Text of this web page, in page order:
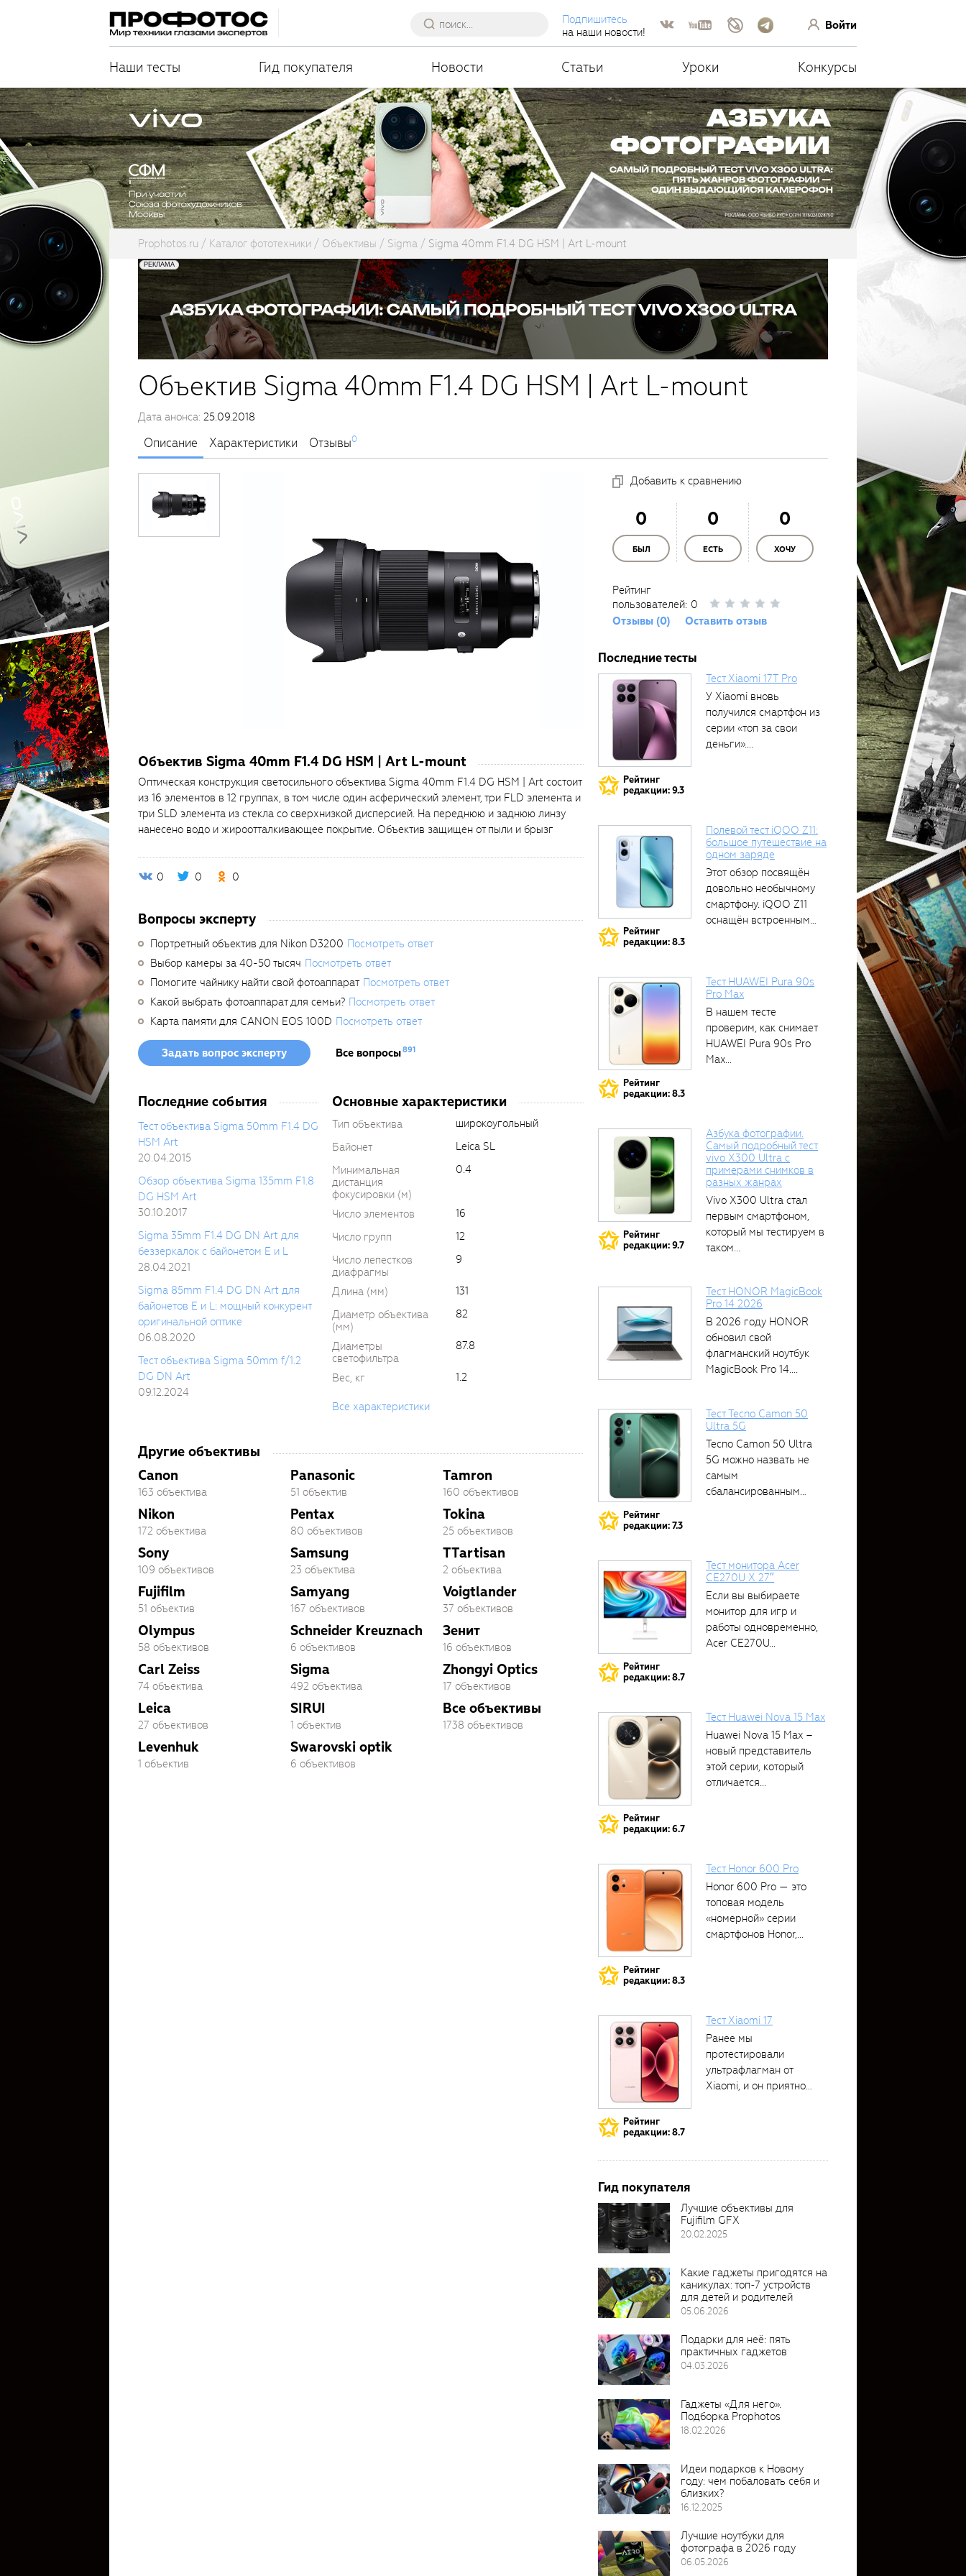
Подпишитесь
на наши новости!
Войти
Наши тесты Гид покупателя Новости Статьи Уроки Конкурсы
Prophotos.ru Каталог фототехники Объективы Sigma Sigma 40mm F1.4 DG HSM | Art L-mount
Объектив Sigma 40mm F1.4 DG HSM | Art L-mount
Дата анонса: 25.09.2018
Описание Характеристики Отзывы0
Объектив Sigma 40mm F1.4 DG HSM | Art L-mount
Оптическая конструкция светосильного объектива Sigma 40mm F1.4 DG HSM | Art состоит
из 16 элементов в 12 группах, в том числе один асферический элемент, три FLD элемента и
три SLD элемента из стекла со сверхнизкой дисперсией. На переднюю и заднюю линзу
нанесено водо и жироотталкивающее покрытие. Объектив защищен от пыли и брызг
0 0 0
Вопросы эксперту
Портретный объектив для Nikon D3200 Посмотреть ответ
Выбор камеры за 40-50 тысяч Посмотреть ответ
Помогите чайнику найти свой фотоаппарат Посмотреть ответ
Какой выбрать фотоаппарат для семьи? Посмотреть ответ
Карта памяти для CANON EOS 100D Посмотреть ответ
Задать вопрос эксперту Все вопросы891
Последние события
Тест объектива Sigma 50mm F1.4 DG
HSM Art
20.04.2015
Обзор объектива Sigma 135mm F1.8
DG HSM Art
30.10.2017
Sigma 35mm F1.4 DG DN Art для
беззеркалок с байонетом E и L
28.04.2021
Sigma 85mm F1.4 DG DN Art для
байонетов E и L: мощный конкурент
оригинальной оптике
06.08.2020
Тест объектива Sigma 50mm f/1.2
DG DN Art
09.12.2024
Основные характеристики
Тип объектива
широкоугольный
Байонет
Leica SL
Минимальная
дистанция
фокусировки (м)
0.4
Число элементов
16
Число групп
12
Число лепестков
диафрагмы
9
Длина (мм)
131
Диаметр объектива
(мм)
82
Диаметры
светофильтра
87.8
Вес, кг 1.2
Все характеристики
Другие объективы
Canon
163 объектива
Nikon
172 объектива
Sony
109 объективов
Fujifilm
51 объектив
Olympus
58 объективов
Carl Zeiss
74 объектива
Leica
27 объективов
Levenhuk
1 объектив
Panasonic
51 объектив
Pentax
80 объективов
Samsung
23 объектива
Samyang
167 объективов
Schneider Kreuznach
6 объективов
Sigma
492 объектива
SIRUI
1 объектив
Swarovski optik
6 объективов
Tamron
160 объективов
Tokina
25 объективов
TTartisan
2 объектива
Voigtlander
37 объективов
Зенит
16 объективов
Zhongyi Optics
17 объективов
Все объективы
1738 объективов
Добавить к сравнению
0
БЫЛ
0
ЕСТЬ
0
ХОЧУ
Рейтинг
пользователей: 0
Отзывы (0)
Оставить отзыв
Последние тесты
Рейтинг
редакции: 9.3
Тест Xiaomi 17T Pro
У Xiaomi вновь
получился смартфон из
серии «топ за свои
деньги»....
Рейтинг
редакции: 8.3
Полевой тест iQOO Z11:
большое путешествие на
одном заряде
Этот обзор посвящён
довольно необычному
смартфону. iQOO Z11
оснащён встроенным
Рейтинг
редакции: 8.3
Тест HUAWEI Pura 90s
Pro Max
В нашем тесте
проверим, как снимает
HUAWEI Pura 90s Pro
Max...
Рейтинг
редакции: 9.7
Азбука фотографии.
Самый подробный тест
vivo X300 Ultra с
примерами снимков в
разных жанрах
Vivo X300 Ultra стал
первым смартфоном,
который мы тестируем в
таком...
Тест HONOR MagicBook
Pro 14 2026
В 2026 году HONOR
обновил свой
флагманский ноутбук
MagicBook Pro 14....
Рейтинг
редакции: 7.3
Тест Tecno Camon 50
Ultra 5G
Tecno Camon 50 Ultra
5G можно назвать не
самым
сбалансированным
Рейтинг
редакции: 8.7
Тест монитора Acer
CE270U X 27″
Если вы выбираете
монитор для игр и
работы одновременно,
Acer CE270U...
Рейтинг
редакции: 6.7
Тест Huawei Nova 15 Max
Huawei Nova 15 Max –
новый представитель
этой серии, который
отличается...
Рейтинг
редакции: 8.3
Тест Honor 600 Pro
Honor 600 Pro — это
топовая модель
«номерной» серии
смартфонов Honor,...
Рейтинг
редакции: 8.7
Тест Xiaomi 17
Ранее мы
протестировали
ультрафлагман от
Xiaomi, и он приятно
Гид покупателя
Лучшие объективы для
Fujifilm GFX
20.02.2025
Какие гаджеты пригодятся на
каникулах: топ-7 устройств
для детей и родителей
05.06.2026
Подарки для неё: пять
практичных гаджетов
04.03.2026
Гаджеты «Для него».
Подборка Prophotos
18.02.2026
Идеи подарков к Новому
году: чем побаловать себя и
близких?
16.12.2025
Лучшие ноутбуки для
фотографа в 2026 году
06.05.2026